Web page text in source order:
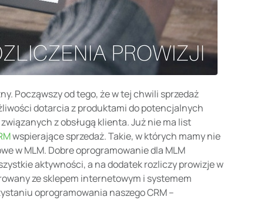
Począwszy od tego, że w tej chwili sprzedaż
dotarcia z produktami do potencjalnych
z obsługą klienta. Już nie ma list
wspierające sprzedaż. Takie, w których mamy nie
w MLM. Dobre oprogramowanie dla MLM
aktywności, a na dodatek rozliczy prowizje w
ze sklepem internetowym i systemem
oprogramowania naszego CRM –